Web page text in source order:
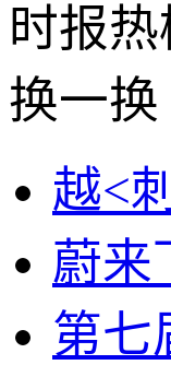
时报热
换一换
越<
蔚来
第七